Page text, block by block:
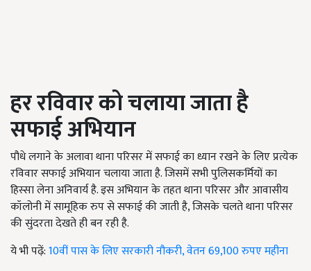
हर रविवार को चलाया जाता है
सफाई अभियान
पौधे लगाने के अलावा थाना परिसर में सफाई का ध्यान रखने के लिए प्रत्येक
रविवार सफाई अभियान चलाया जाता है. जिसमें सभीपुलिसकर्मियोंका
हिस्सा लेना अनिवार्य है. इस अभियान के तहत थाना परिसर और आवासीय
कॉलोनी में सामूहिक रुप से सफाई की जाती है, जिसके चलते थाना परिसर
की सुंदरता देखते ही बन रही है.
ये भी पढ़ें:10वीं पास के लिए सरकारी नौकरी, वेतन 69,100 रुपए महीना